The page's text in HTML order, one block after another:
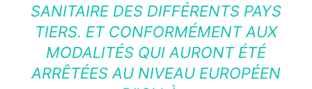
SANITAIRE DES DIFFÉRENTS PAYS
TIERS. ET CONFORMÉMENT AUX
MODALITÉS QUI AURONT ÉTÉ
ARRÊTÉES AU NIVEAU EUROPÉEN